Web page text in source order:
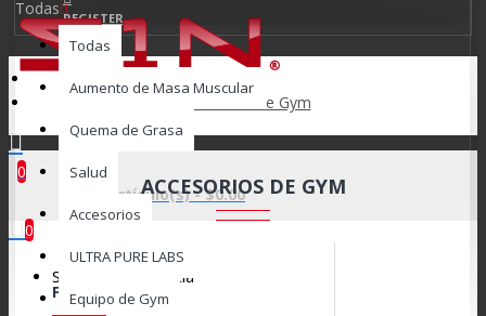
REGISTER
0
0 artículo(s) - $0.00
0
Su cesta está vacía
Todas
Todas
Aumento de Masa Muscular
Quema de Grasa
Salud
Accesorios
ULTRA PURE LABS
Equipo de Gym
Accesorios de Gym
ACCESORIOS DE GYM
FILTRO Clear